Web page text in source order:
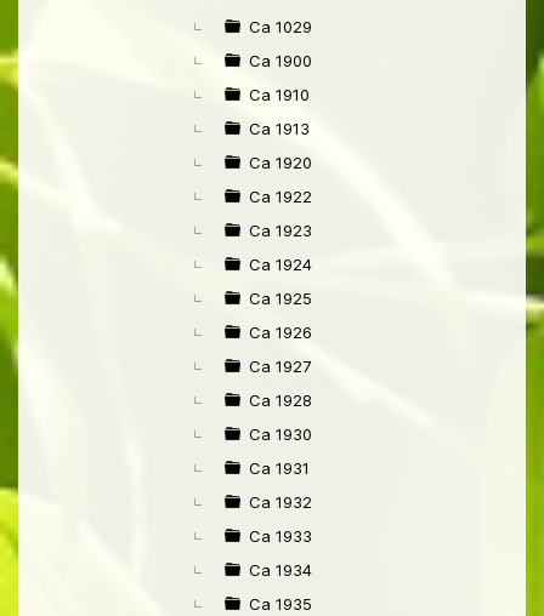
►
Ca 1029
Ca 1900
Ca 1910
Ca 1913
Ca 1920
Ca 1922
Ca 1923
Ca 1924
Ca 1925
Ca 1926
Ca 1927
Ca 1928
Ca 1930
Ca 1931
Ca 1932
Ca 1933
Ca 1934
Ca 1935